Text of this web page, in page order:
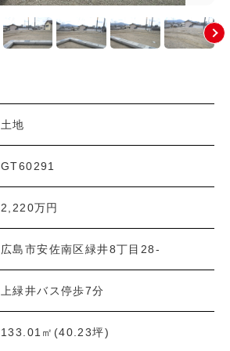
〜
〜
〜
土地
GT60291
2,220万円
広島市安佐南区緑井8丁目28-
上緑井バス停歩7分
133.01㎡(40.23坪)